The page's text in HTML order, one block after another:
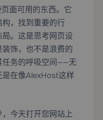
面可用的东西。它
，找到重要的行
。这是思考网页设
饰，也不是浪费的
任务的呼吸空间——无
在像AlexHost这样
今天打开您网站上